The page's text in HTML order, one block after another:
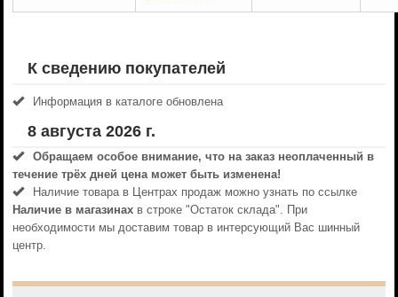
К сведению покупателей
Информация в каталоге обновлена
8 августа 2026 г.
Обращаем особое внимание, что на заказ неоплаченный в
течениe трёх дней цена может быть изменена!
Наличие товара в Центрах продаж можно узнать по ссылке
Наличие в магазинахв строке "Остаток склада". При
необходимости мы доставим товар в интерсующий Вас шинный
центр.